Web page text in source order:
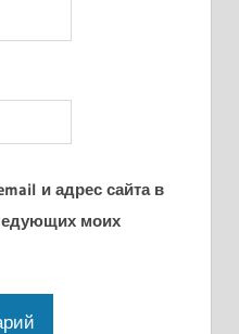
и адрес сайта в
моих